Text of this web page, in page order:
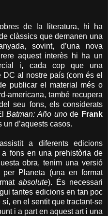
de la literatura, hi ha
clàssics que demanen una
sovint, d’una nova
aquest interès hi ha un
i, cada cop que una
al nostre país (com és el
publicar el material més o
americana, també recupera
seu fons, els considerats
Batman: Año unode Frank
un d’aquests casos.
a diferents edicions
a fons en una prehistòria de
obra, tenim una versió
Planeta (una en format
absolute). És necessari
tantes edicions en tan poc
en el sentit que tractant-se
i a part en aquest art i una